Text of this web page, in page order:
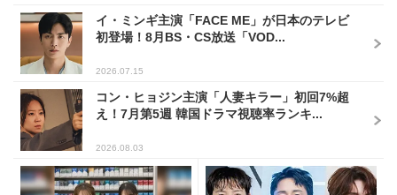
イ・ミンギ主演「FACE ME」が日本のテレビ
初登場！8月BS・CS放送「VOD...
2026.07.15
コン・ヒョジン主演「人妻キラー」初回7%超
え！7月第5週 韓国ドラマ視聴率ランキ...
2026.08.03